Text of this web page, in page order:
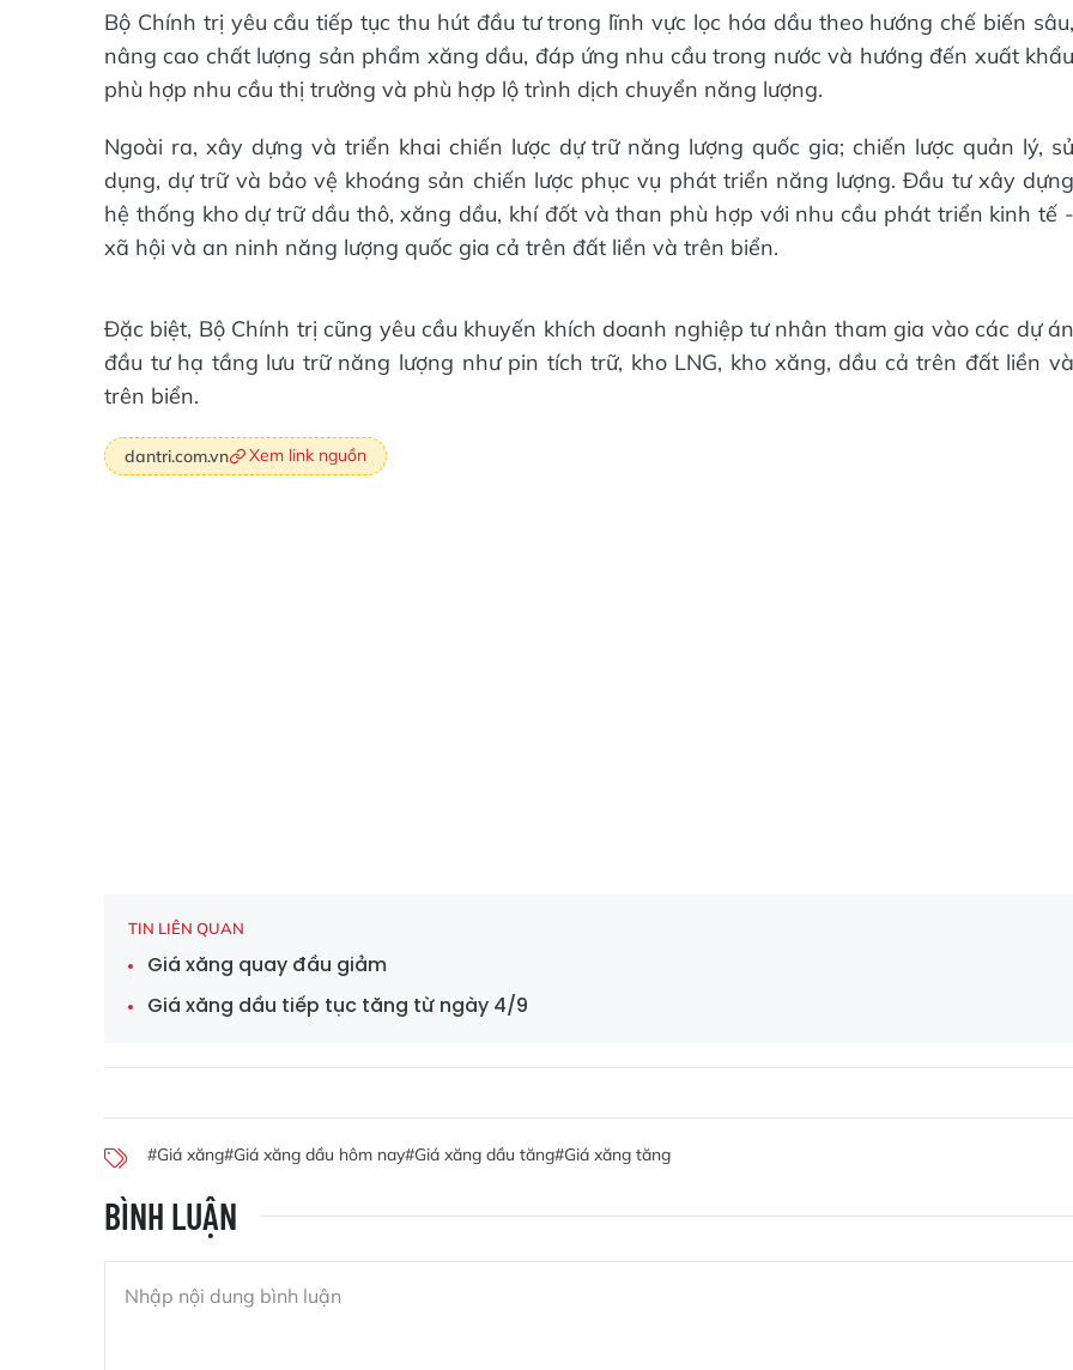
Bộ Chính trị yêu cầu tiếp tục thu hút đầu tư trong lĩnh vực lọc hóa dầu theo hướng chế biến sâu,
nâng cao chất lượng sản phẩm xăng dầu, đáp ứng nhu cầu trong nước và hướng đến xuất khẩu
phù hợp nhu cầu thị trường và phù hợp lộ trình dịch chuyển năng lượng.
Ngoài ra, xây dựng và triển khai chiến lược dự trữ năng lượng quốc gia; chiến lược quản lý, sử
dụng, dự trữ và bảo vệ khoáng sản chiến lược phục vụ phát triển năng lượng. Đầu tư xây dựng
hệ thống kho dự trữ dầu thô, xăng dầu, khí đốt và than phù hợp với nhu cầu phát triển kinh tế -
xã hội và an ninh năng lượng quốc gia cả trên đất liền và trên biển.
Đặc biệt, Bộ Chính trị cũng yêu cầu khuyến khích doanh nghiệp tư nhân tham gia vào các dự án
đầu tư hạ tầng lưu trữ năng lượng như pin tích trữ, kho LNG, kho xăng, dầu cả trên đất liền và
trên biển.
dantri.com.vn Xem link nguồn
TIN LIÊN QUAN
Giá xăng quay đầu giảm
Giá xăng dầu tiếp tục tăng từ ngày 4/9
#Giá xăng#Giá xăng dầu hôm nay#Giá xăng dầu tăng#Giá xăng tăng
BÌNH LUẬN